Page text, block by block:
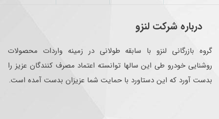
درباره شرکت لنزو
گروه بازرگانی لنزو با سابقه طولانی در زمینه واردات محصولات
روشنایی خودرو طی این سالها توانسته اعتماد مصرف کنندگان عزیز را
بدست آورد که این دستاورد با حمایت شما عزیزان بدست آمده است.